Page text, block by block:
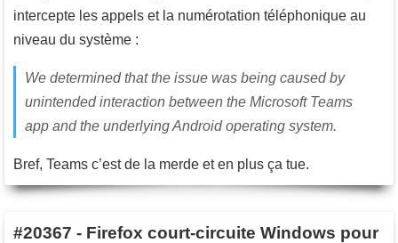
intercepte les appels et la numérotation téléphonique au
niveau du système :
We determined that the issue was being caused by
unintended interaction between the Microsoft Teams
app and the underlying Android operating system.
Bref, Teams c’est de la merde et en plus ça tue.
#20367 - Firefox court-circuite Windows pour